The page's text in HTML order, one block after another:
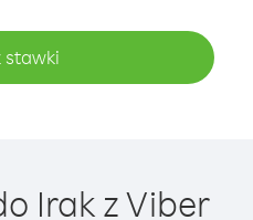
stawki
Irak z Viber